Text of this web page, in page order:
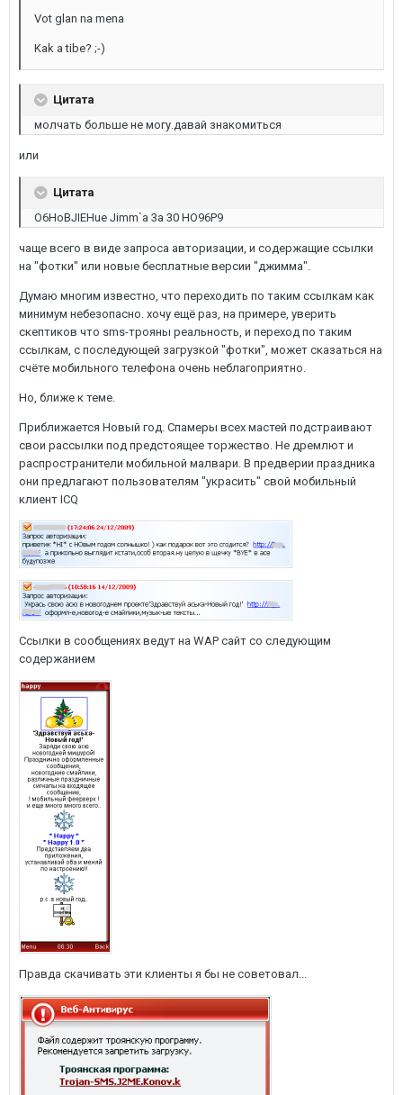
Vot glan na mena
Kak a tibe? ;-)
Цитата
молчать больше не могу.давай знакомиться
или
Цитата
O6HoBJIEHue Jimm`a 3a 30 HO96P9
чаще всего в виде запроса авторизации, и содержащие ссылки
на "фотки" или новые бесплатные версии "джимма".
Думаю многим известно, что переходить по таким ссылкам как
минимум небезопасно. хочу ещё раз, на примере, уверить
скептиков что sms-трояны реальность, и переход по таким
ссылкам, с последующей загрузкой "фотки", может сказаться на
счёте мобильного телефона очень неблагоприятно.
Но, ближе к теме.
Приближается Новый год. Спамеры всех мастей подстраивают
свои рассылки под предстоящее торжество. Не дремлют и
распространители мобильной малвари. В предверии праздника
они предлагают пользователям "украсить" свой мобильный
клиент ICQ
Ссылки в сообщениях ведут на WAP сайт со следующим
содержанием
Правда скачивать эти клиенты я бы не советовал...